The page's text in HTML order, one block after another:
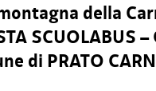
della
SCUOLABUS
di PRATO